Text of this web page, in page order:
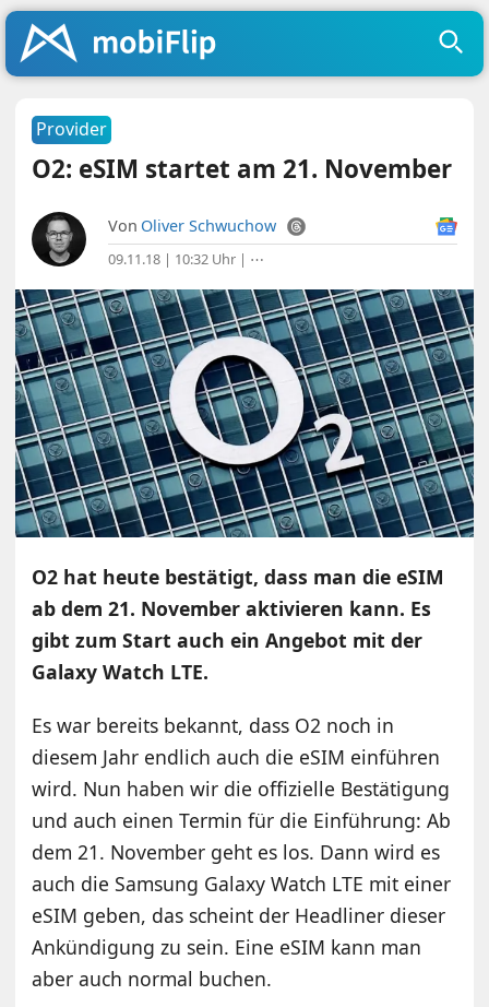
Provider
O2: eSIM startet am 21. November
Von Oliver Schwuchow
09.11.18 | 10:32 Uhr | ⋯
O2 hat heute bestätigt, dass man die eSIM
ab dem 21. November aktivieren kann. Es
gibt zum Start auch ein Angebot mit der
Galaxy Watch LTE.
Es war bereits bekannt, dass O2 noch in
diesem Jahr endlich auch die eSIM einführen
wird. Nun haben wir die offizielle Bestätigung
und auch einen Termin für die Einführung: Ab
dem 21. November geht es los. Dann wird es
auch die Samsung Galaxy Watch LTE mit einer
eSIM geben, das scheint der Headliner dieser
Ankündigung zu sein. Eine eSIM kann man
aber auch normal buchen.